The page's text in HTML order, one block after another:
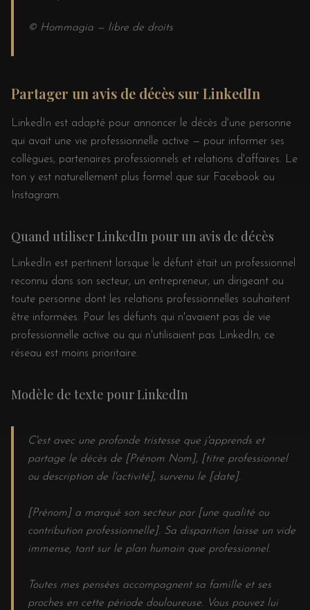
© Hommagia — libre de droits
Partager un avis de décès sur LinkedIn
LinkedIn est adapté pour annoncer le décès d'une personne
qui avait une vie professionnelle active — pour informer ses
collègues, partenaires professionnels et relations d'affaires. Le
ton y est naturellement plus formel que sur Facebook ou
Instagram.
Quand utiliser LinkedIn pour un avis de décès
LinkedIn est pertinent lorsque le défunt était un professionnel
reconnu dans son secteur, un entrepreneur, un dirigeant ou
toute personne dont les relations professionnelles souhaitent
être informées. Pour les défunts qui n'avaient pas de vie
professionnelle active ou qui n'utilisaient pas LinkedIn, ce
réseau est moins prioritaire.
Modèle de texte pour LinkedIn
C'est avec une profonde tristesse que j'apprends et
partage le décès de [Prénom Nom], [titre professionnel
ou description de l'activité], survenu le [date].
[Prénom] a marqué son secteur par [une qualité ou
contribution professionnelle]. Sa disparition laisse un vide
immense, tant sur le plan humain que professionnel.
Toutes mes pensées accompagnent sa famille et ses
proches en cette période douloureuse. Vous pouvez lui